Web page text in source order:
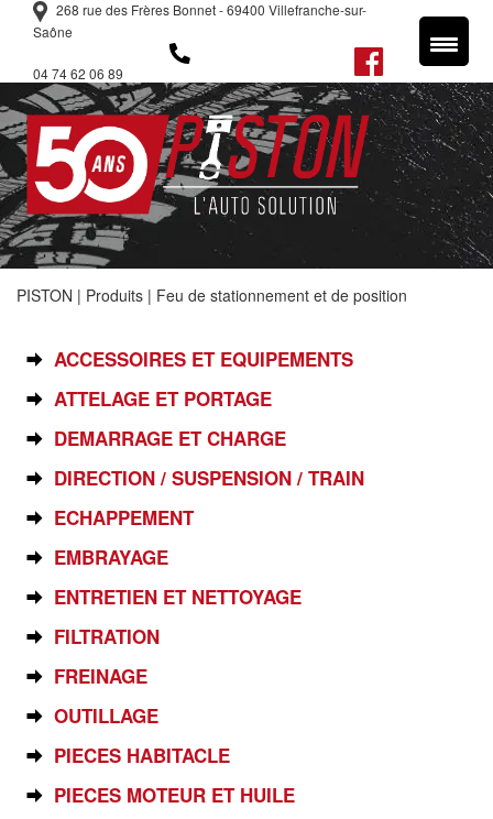
268 rue des Frères Bonnet - 69400 Villefranche-sur-
Saône
04 74 62 06 89
PISTON | Produits | Feu de stationnement et de position
ACCESSOIRES ET EQUIPEMENTS
ATTELAGE ET PORTAGE
DEMARRAGE ET CHARGE
DIRECTION / SUSPENSION / TRAIN
ECHAPPEMENT
EMBRAYAGE
ENTRETIEN ET NETTOYAGE
FILTRATION
FREINAGE
OUTILLAGE
PIECES HABITACLE
PIECES MOTEUR ET HUILE